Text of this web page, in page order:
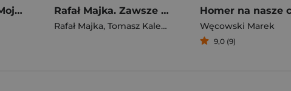
Pierogi z kimchi. Moje ulubione azjatyckie przepisy - książka z autografem Rafał Majka. Zawsze z przodu. Rozmawia Tomasz Kalemba - książka z autografem
Rafał Majka, Tomasz Kalemba
Homer na nasze
Węcowski Marek
9,0 (9)